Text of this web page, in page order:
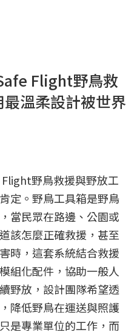
Flight野鳥救
溫柔設計被世界
野鳥救援與野放工
定。野鳥工具箱是野鳥
當民眾在路邊、公園或
該怎麼正確救援，甚至
時，這套系統結合救援
組化配件，協助一般人
野放，設計團隊希望透
降低野鳥在運送與照護
是專業單位的工作，而